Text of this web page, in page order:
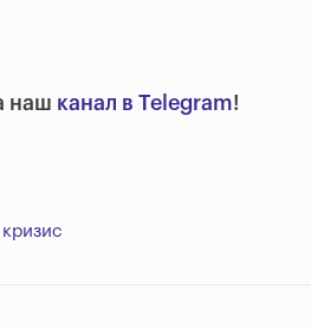
наш канал в Telegram!
кризис